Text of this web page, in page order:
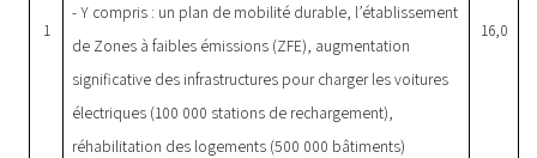
1
- Y compris : un plan de mobilité durable, l’établissement
de Zones à faibles émissions (ZFE), augmentation
significative des infrastructures pour charger les voitures
électriques (100 000 stations de rechargement),
réhabilitation des logements (500 000 bâtiments)
16,0